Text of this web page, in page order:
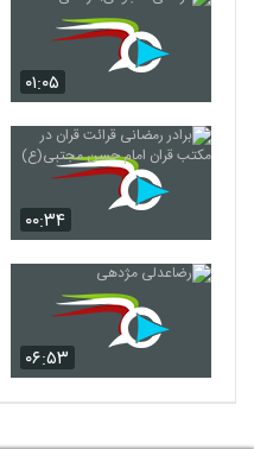
۰۱:۰۵
۰۰:۳۴
۰۶:۵۳